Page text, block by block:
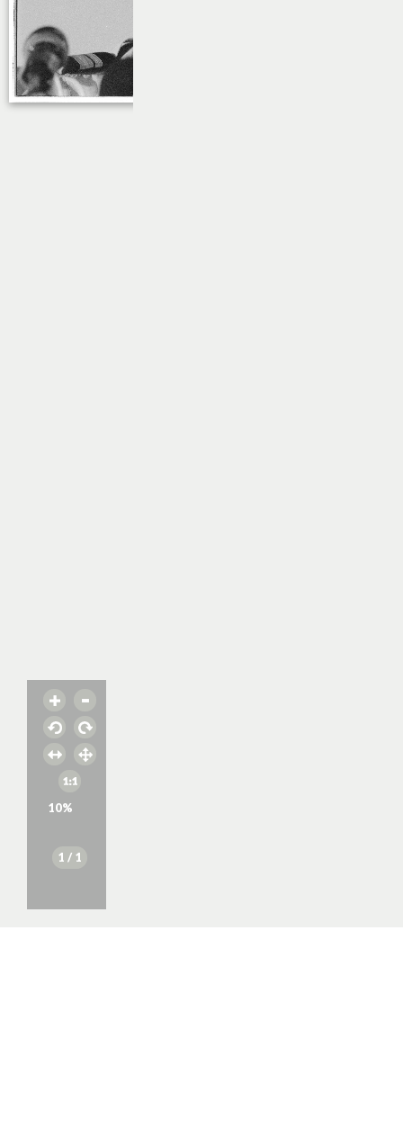
10%
1 / 1